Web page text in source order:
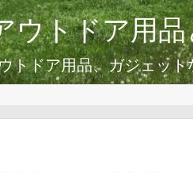
ウトドア用
トドア用品、ガジェット